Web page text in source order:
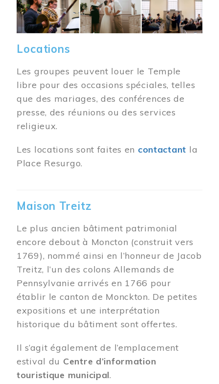
Locations
Les groupes peuvent louer le Temple
libre pour des occasions spéciales, telles
que des mariages, des conférences de
presse, des réunions ou des services
religieux.
Les locations sont faites en contactant la
Place Resurgo.
Maison Treitz
Le plus ancien bâtiment patrimonial
encore debout à Moncton (construit vers
1769), nommé ainsi en l’honneur de Jacob
Treitz, l’un des colons Allemands de
Pennsylvanie arrivés en 1766 pour
établir le canton de Monckton. De petites
expositions et une interprétation
historique du bâtiment sont offertes.
Il s’agit également de l’emplacement
estival du Centre d’information
touristique municipal.